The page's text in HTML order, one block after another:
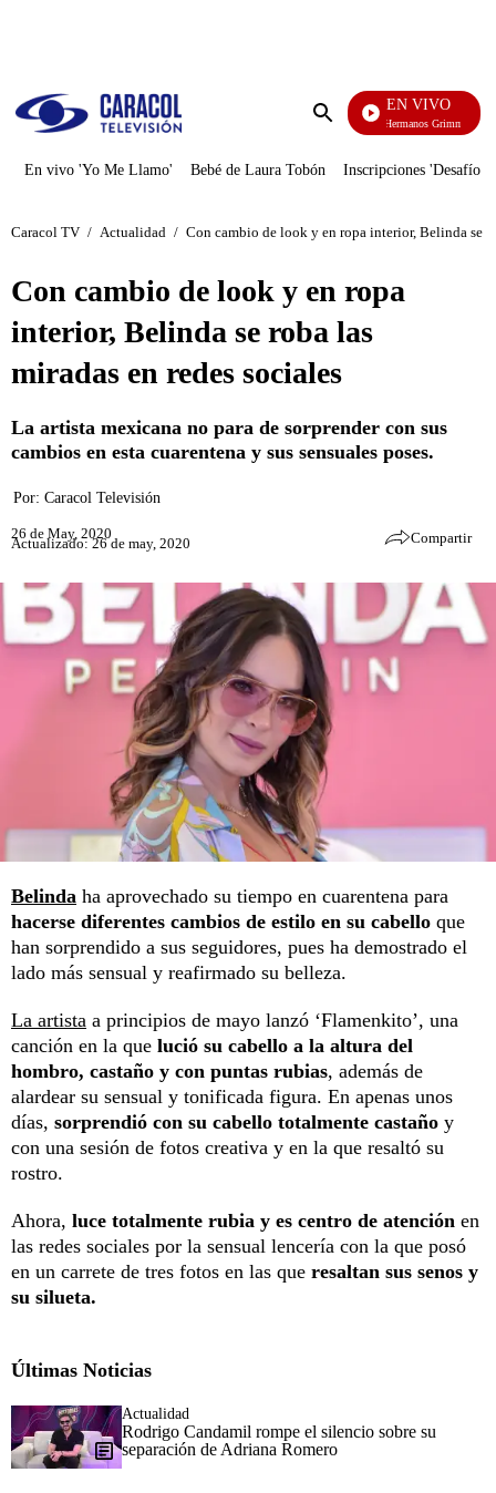
Enviar
EN VIVO
Cuentos De Los Hermanos Grimm
En vivo 'Yo Me Llamo' Bebé de Laura Tobón Inscripciones 'Desafío'
Caracol TV / Actualidad / Con cambio de look y en ropa interior, Belinda se
Con cambio de look y en ropa
interior, Belinda se roba las
miradas en redes sociales
La artista mexicana no para de sorprender con sus
cambios en esta cuarentena y sus sensuales poses.
Por: Caracol Televisión
26 de May, 2020
Actualizado: 26 de may, 2020 Compartir
Belinda ha aprovechado su tiempo en cuarentena para
hacerse diferentes cambios de estilo en su cabello que
han sorprendido a sus seguidores, pues ha demostrado el
lado más sensual y reafirmado su belleza.
La artista a principios de mayo lanzó ‘Flamenkito’, una
canción en la que lució su cabello a la altura del
hombro, castaño y con puntas rubias, además de
alardear su sensual y tonificada figura. En apenas unos
días, sorprendió con su cabello totalmente castaño y
con una sesión de fotos creativa y en la que resaltó su
rostro.
Ahora, luce totalmente rubia y es centro de atención en
las redes sociales por la sensual lencería con la que posó
en un carrete de tres fotos en las que resaltan sus senos y
su silueta.
Últimas Noticias
Actualidad
Rodrigo Candamil rompe el silencio sobre su
separación de Adriana Romero